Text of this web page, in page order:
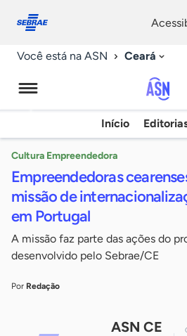
conosco
Você está na ASN Ceará
Início
Cultura Empreendedora
Empreendedoras
missão de
em Portugal
A missão faz parte das ações do
desenvolvido pelo Sebrae/CE
Por Redação
ASN CE